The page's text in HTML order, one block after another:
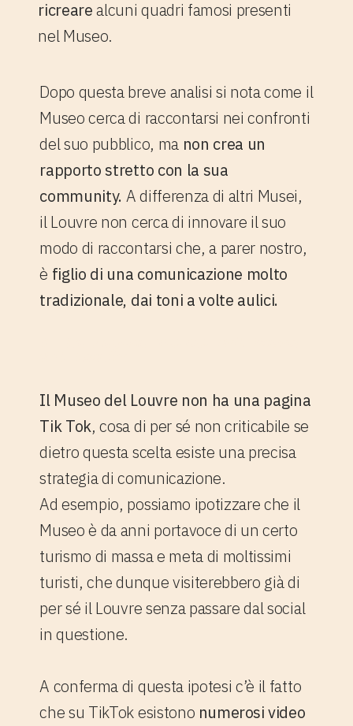
ricrearealcuni quadri famosi presenti
nel Museo.
Dopo questa breve analisi si nota come il
Museo cerca di raccontarsi nei confronti
del suo pubblico, ma non crea un
rapporto stretto con la sua
community. A differenza di altri Musei,
il Louvre non cerca di innovare il suo
modo di raccontarsi che, a parer nostro,
è figlio di una comunicazione molto
tradizionale, dai toni a volte aulici.
Il Museo del Louvre non ha una pagina
Tik Tok, cosa di per sé non criticabile se
dietro questa scelta esiste una precisa
strategia di comunicazione.
Ad esempio, possiamo ipotizzare che il
Museo è da anni portavoce di un certo
turismo di massa e meta di moltissimi
turisti, che dunque visiterebbero già di
per sé il Louvre senza passare dal social
in questione.
A conferma di questa ipotesi c’è il fatto
che su TikTok esistono numerosi video